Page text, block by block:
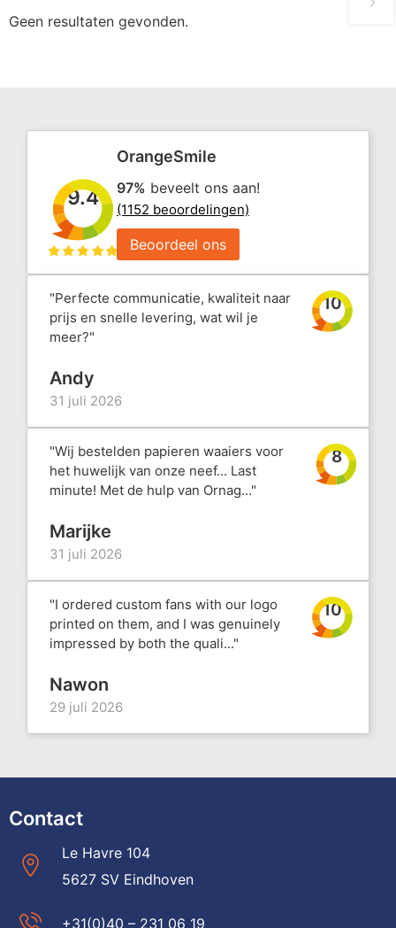
Geen resultaten gevonden.
9.4
OrangeSmile
97% beveelt ons aan!
(1152 beoordelingen)
Beoordeel ons
"Perfecte communicatie, kwaliteit naar
prijs en snelle levering, wat wil je
meer?"
10
Andy
31 juli 2026
"Wij bestelden papieren waaiers voor
het huwelijk van onze neef... Last
minute! Met de hulp van Ornag..."
8
Marijke
31 juli 2026
"I ordered custom fans with our logo
printed on them, and I was genuinely
impressed by both the quali..."
10
Nawon
29 juli 2026
Contact
Le Havre 104
5627 SV Eindhoven
+31(0)40 – 231 06 19